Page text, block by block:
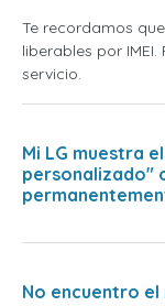
Te recordamos
liberables por
servicio.
Mi LG muestra
personalizado"
No encuentro el